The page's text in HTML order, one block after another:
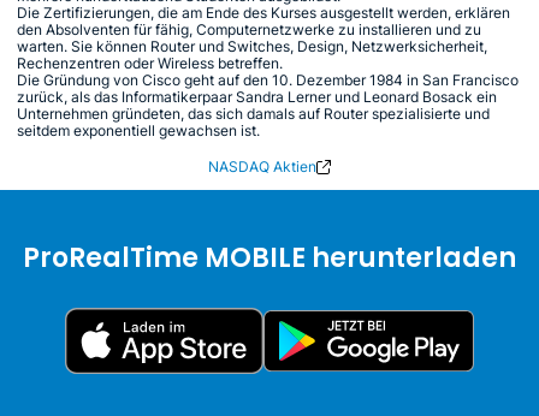
Die Zertifizierungen, die am Ende des Kurses ausgestellt werden, erklären
den Absolventen für fähig, Computernetzwerke zu installieren und zu
warten. Sie können Router und Switches, Design, Netzwerksicherheit,
Rechenzentren oder Wireless betreffen.
Die Gründung von Cisco geht auf den 10. Dezember 1984 in San Francisco
zurück, als das Informatikerpaar Sandra Lerner und Leonard Bosack ein
Unternehmen gründeten, das sich damals auf Router spezialisierte und
seitdem exponentiell gewachsen ist.
NASDAQ Aktien
ProRealTime MOBILE herunterladen